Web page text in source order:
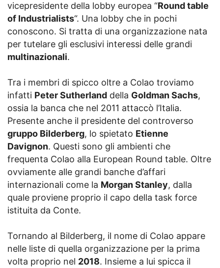
vicepresidente della lobby europea “Round table
of Industrialists“. Una lobby che in pochi
conoscono. Si tratta di una organizzazione nata
per tutelare gli esclusivi interessi delle grandi
multinazionali.
Tra i membri di spicco oltre a Colao troviamo
infatti Peter Sutherland della Goldman Sachs,
ossia la banca che nel 2011 attaccò l’Italia.
Presente anche il presidente del controverso
gruppo Bilderberg, lo spietato Etienne
Davignon. Questi sono gli ambienti che
frequenta Colao alla European Round table. Oltre
ovviamente alle grandi banche d’affari
internazionali come la Morgan Stanley, dalla
quale proviene proprio il capo della task force
istituita da Conte.
Tornando al Bilderberg, il nome di Colao appare
nelle liste di quella organizzazione per la prima
volta proprio nel 2018. Insieme a lui spicca il